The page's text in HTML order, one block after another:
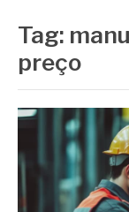
Tag:
preço